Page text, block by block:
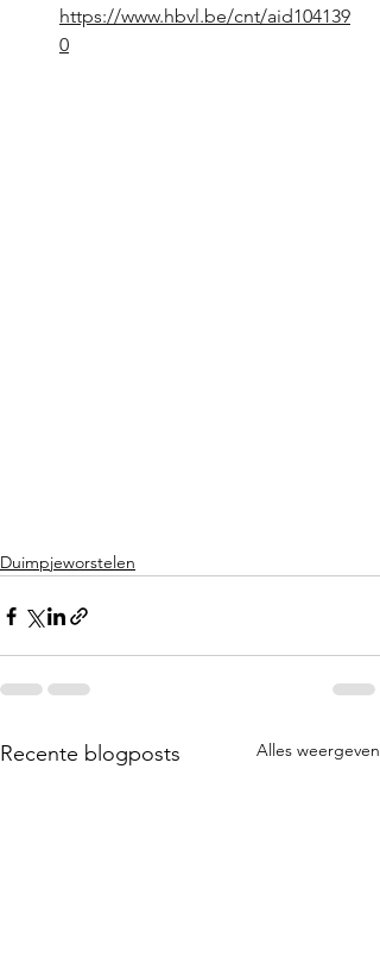
https://www.hbvl.be/cnt/aid104139
0
Duimpjeworstelen
Recente blogposts Alles weergeven